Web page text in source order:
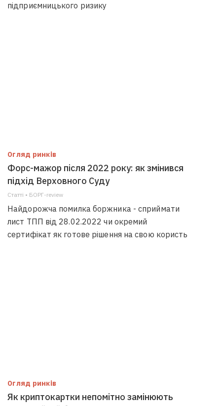
підприємницького ризику
Огляд ринків
Форс-мажор після 2022 року: як змінився
підхід Верховного Суду
Статті • БОРГ-review
Найдорожча помилка боржника - сприймати
лист ТПП від 28.02.2022 чи окремий
сертифікат як готове рішення на свою користь
Огляд ринків
Як криптокартки непомітно замінюють